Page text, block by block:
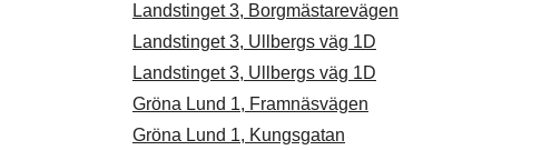
Landstinget 3, Borgmästarevägen
Landstinget 3, Ullbergs väg 1D
Landstinget 3, Ullbergs väg 1D
Gröna Lund 1, Framnäsvägen
Gröna Lund 1, Kungsgatan